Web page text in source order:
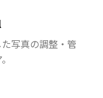
写真の調整・管